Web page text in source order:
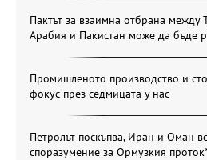
Пактът за взаимна отбрана между
Арабия и Пакистан може да бъде
Промишленото производство и
фокус през седмицата у нас
Петролът поскъпва, Иран и Оман
споразумение за Ормузкия